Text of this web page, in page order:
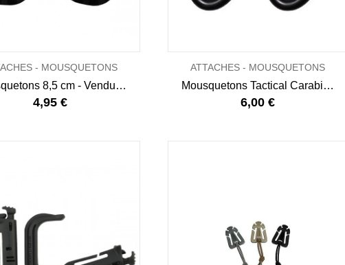
- MOUSQUETONS
Mousquetons 8,5 cm - Vendus par 2
4,95 €
ATTACHES - MOUSQUETONS
Mousquetons Tactical Carabiners - 60 mm
6,00 €